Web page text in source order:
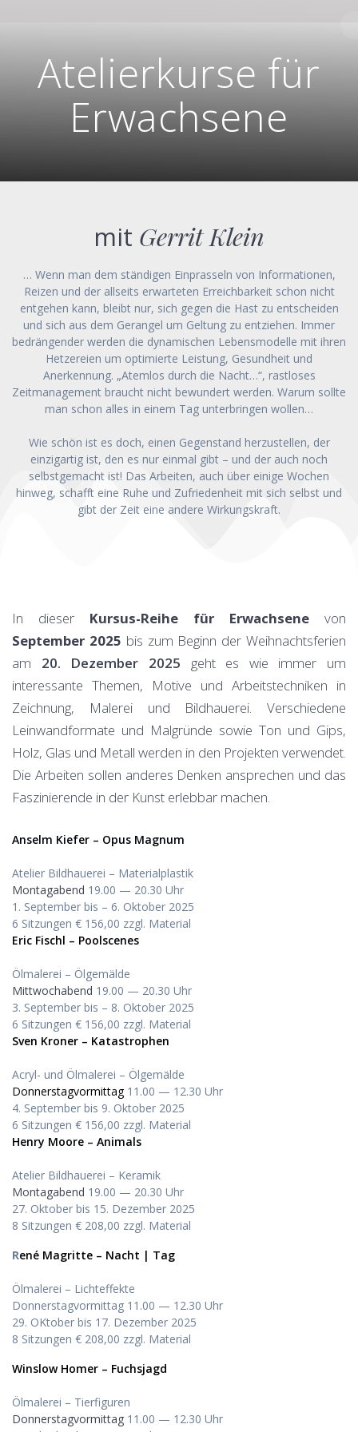
Atelierkurse für
Erwachsene
mit Gerrit Klein
… Wenn man dem ständigen Einprasseln von Informationen,
Reizen und der allseits erwarteten Erreichbarkeit schon nicht
entgehen kann, bleibt nur, sich gegen die Hast zu entscheiden
und sich aus dem Gerangel um Geltung zu entziehen. Immer
bedrängender werden die dynamischen Lebensmodelle mit ihren
Hetzereien um optimierte Leistung, Gesundheit und
Anerkennung. „Atemlos durch die Nacht…“, rastloses
Zeitmanagement braucht nicht bewundert werden. Warum sollte
man schon alles in einem Tag unterbringen wollen…
Wie schön ist es doch, einen Gegenstand herzustellen, der
einzigartig ist, den es nur einmal gibt – und der auch noch
selbstgemacht ist! Das Arbeiten, auch über einige Wochen
hinweg, schafft eine Ruhe und Zufriedenheit mit sich selbst und
gibt der Zeit eine andere Wirkungskraft.
In dieser Kursus-Reihe für Erwachsene von
September 2025 bis zum Beginn der Weihnachtsferien
am 20. Dezember 2025 geht es wie immer um
interessante Themen, Motive und Arbeitstechniken in
Zeichnung, Malerei und Bildhauerei. Verschiedene
Leinwandformate und Malgründe sowie Ton und Gips,
Holz, Glas und Metall werden in den Projekten verwendet.
Die Arbeiten sollen anderes Denken ansprechen und das
Faszinierende in der Kunst erlebbar machen.
Anselm Kiefer – Opus Magnum
Atelier Bildhauerei – Materialplastik
Montagabend 19.00 — 20.30 Uhr
1. September bis – 6. Oktober 2025
6 Sitzungen € 156,00 zzgl. Material
Eric Fischl – Poolscenes
Ölmalerei – Ölgemälde
Mittwochabend 19.00 — 20.30 Uhr
3. September bis – 8. Oktober 2025
6 Sitzungen € 156,00 zzgl. Material
Sven Kroner – Katastrophen
Acryl- und Ölmalerei – Ölgemälde
Donnerstagvormittag11.00 — 12.30 Uhr
4. September bis 9. Oktober 2025
6 Sitzungen € 156,00 zzgl. Material
Henry Moore – Animals
Atelier Bildhauerei – Keramik
Montagabend 19.00 — 20.30 Uhr
27. Oktober bis 15. Dezember 2025
8 Sitzungen € 208,00 zzgl. Material
René Magritte – Nacht | Tag
Ölmalerei – Lichteffekte
Donnerstagvormittag 11.00 — 12.30 Uhr
29. OKtober bis 17. Dezember 2025
8 Sitzungen € 208,00 zzgl. Material
Winslow Homer – Fuchsjagd
Ölmalerei – Tierfiguren
Donnerstagvormittag 11.00 — 12.30 Uhr